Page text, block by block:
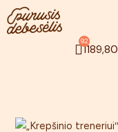
Pereiti
prie
1189,80
92
Cart
produkto